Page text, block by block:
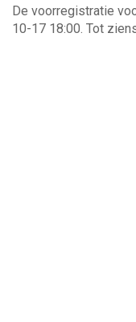
De voorregistratie
10-17 18:00. Tot